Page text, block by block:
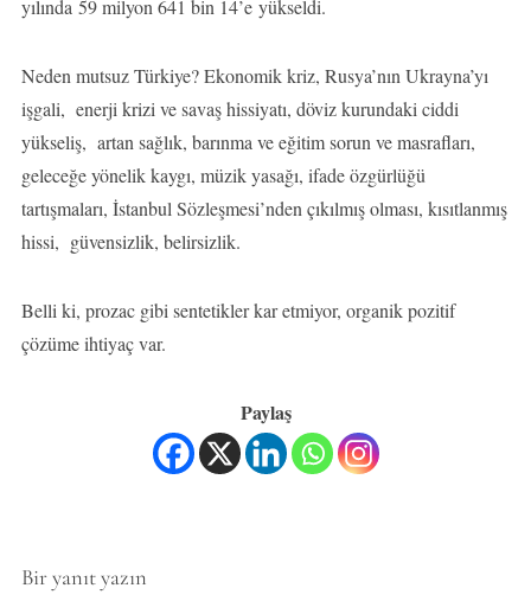
yılında 59 milyon 641 bin 14’e yükseldi.
Neden mutsuz Türkiye? Ekonomik kriz, Rusya’nın Ukrayna’yı
işgali, enerji krizi ve savaş hissiyatı, döviz kurundaki ciddi
yükseliş, artan sağlık, barınma ve eğitim sorun ve masrafları,
geleceğe yönelik kaygı, müzik yasağı, ifade özgürlüğü
tartışmaları, İstanbul Sözleşmesi’nden çıkılmış olması, kısıtlanmış
hissi, güvensizlik, belirsizlik.
Belli ki, prozac gibi sentetikler kar etmiyor, organik pozitif
çözüme ihtiyaç var.
Paylaş
Bir yanıt yazın